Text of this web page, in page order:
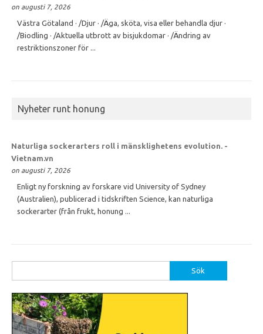
on augusti 7, 2026
Västra Götaland · /Djur · /Äga, sköta, visa eller behandla djur ·
/Biodling · /Aktuella utbrott av bisjukdomar · /Ändring av
restriktionszoner för ...
Nyheter runt honung
Naturliga sockerarters roll i mänsklighetens evolution. -
Vietnam.vn
on augusti 7, 2026
Enligt ny forskning av forskare vid University of Sydney
(Australien), publicerad i tidskriften Science, kan naturliga
sockerarter (från frukt, honung ...
efter: